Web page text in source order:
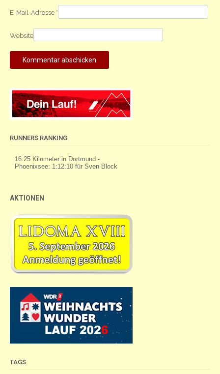
E-Mail-Adresse *
Website
RUNNERS RANKING
AKTIONEN
TAGS